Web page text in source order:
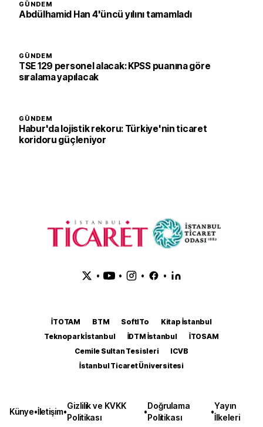
GÜNDEM
Abdülhamid Han 4'üncü yılını tamamladı
GÜNDEM
TSE 129 personel alacak: KPSS puanına göre
sıralama yapılacak
GÜNDEM
Habur'da lojistik rekoru: Türkiye'nin ticaret
koridoru güçleniyor
• • • •
İTOTAM BTM SoftITo
Kitap İstanbul
Teknopark İstanbul
İDTM İstanbul
İTOSAM
Cemile Sultan Tesisleri
ICVB
İstanbul Ticaret Üniversitesi
Künye•İletişim•
Gizlilik ve KVKK
Politikası
•
Doğrulama
Politikası
•
Yayın
İlkeleri